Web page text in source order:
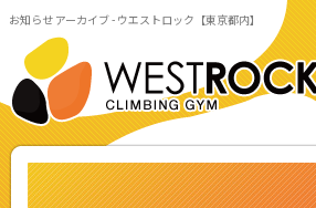
お知らせ アーカイブ - ウエストロック【東京都内】